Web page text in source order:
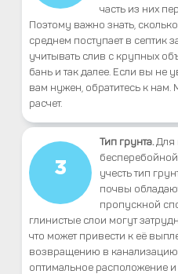
часть из них
Поэтому важно знать,
среднем поступает в септик
учитывать слив с крупных
бань и так далее. Если вы не
вам нужен, обратитесь к
расчет.
3
Тип грунта.Для
учесть тип
почвы
пропускной
глинистые слои могут
что может привести к её
возвращению в
оптимальное расположение